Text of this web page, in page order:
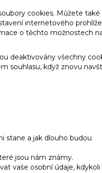
cookies. Můžete také
internetového
o těchto možnostech
deaktivovány všechny
souhlasu, když znovu
stane a jak dlouho budou
jsou nám známy.
vaše osobní údaje, kdykoli